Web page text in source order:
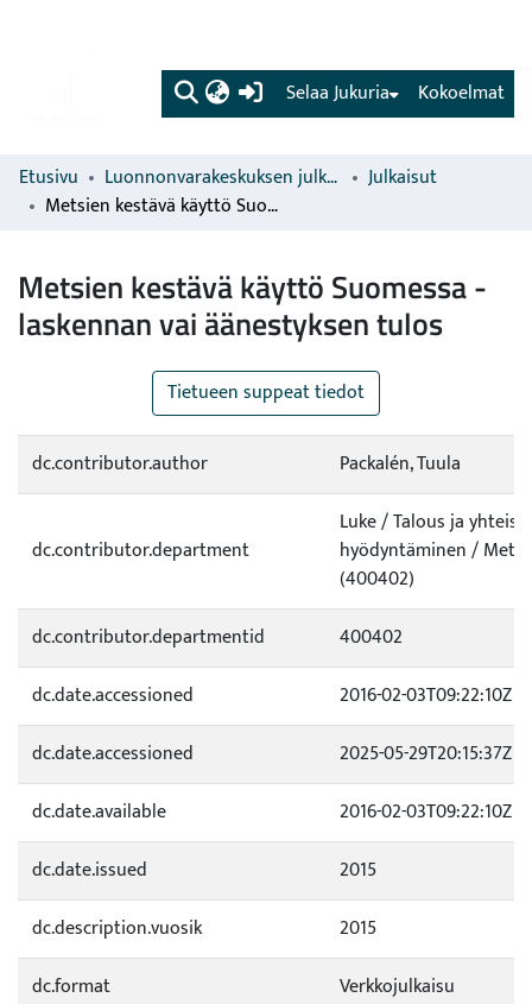
(current) Kokoelmat
Selaa Jukuria
Etusivu Luonnonvarakeskuksen julkaisut
Julkaisut
Metsien kestävä käyttö Suomessa - laskennan vai äänestyksen tulos
Metsien kestävä käyttö Suomessa -
laskennan vai äänestyksen tulos
Tietueen suppeat tiedot
dc.contributor.author Packalén, Tuula
dc.contributor.department
Luke / Talous ja
hyödyntäminen /
(400402)
dc.contributor.departmentid
400402
dc.date.accessioned
2016-02-03T09:22:10Z
dc.date.accessioned
2025-05-29T20:15:37Z
dc.date.available
2016-02-03T09:22:10Z
dc.date.issued
2015
dc.description.vuosik
2015
dc.format
Verkkojulkaisu